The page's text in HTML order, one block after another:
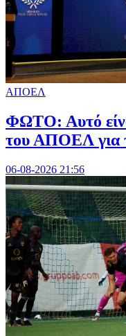
ΑΠΟΕΛ
ΦΩΤΟ: Αυτό
του ΑΠΟΕΛ για
06-08-2026 21:56